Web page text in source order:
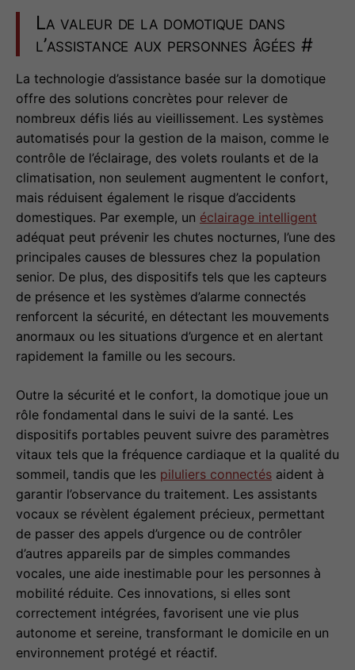
La valeur de la domotique dans
l’assistance aux personnes âgées #
La technologie d’assistance basée sur la domotique
offre des solutions concrètes pour relever de
nombreux défis liés au vieillissement. Les systèmes
automatisés pour la gestion de la maison, comme le
contrôle de l’éclairage, des volets roulants et de la
climatisation, non seulement augmentent le confort,
mais réduisent également le risque d’accidents
domestiques. Par exemple, un éclairage intelligent
adéquat peut prévenir les chutes nocturnes, l’une des
principales causes de blessures chez la population
senior. De plus, des dispositifs tels que les capteurs
de présence et les systèmes d’alarme connectés
renforcent la sécurité, en détectant les mouvements
anormaux ou les situations d’urgence et en alertant
rapidement la famille ou les secours.
Outre la sécurité et le confort, la domotique joue un
rôle fondamental dans le suivi de la santé. Les
dispositifs portables peuvent suivre des paramètres
vitaux tels que la fréquence cardiaque et la qualité du
sommeil, tandis que les piluliers connectés aident à
garantir l’observance du traitement. Les assistants
vocaux se révèlent également précieux, permettant
de passer des appels d’urgence ou de contrôler
d’autres appareils par de simples commandes
vocales, une aide inestimable pour les personnes à
mobilité réduite. Ces innovations, si elles sont
correctement intégrées, favorisent une vie plus
autonome et sereine, transformant le domicile en un
environnement protégé et réactif.